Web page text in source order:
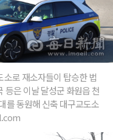
로 재소자들이 탑승한 법
등은 이날 달성군 화원읍 천
를 동원해 신축 대구교도소